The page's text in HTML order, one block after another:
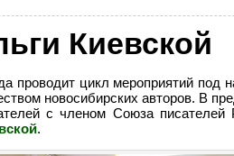
Киевской
цикл мероприятий под
новосибирских авторов. В
с членом Союза
.